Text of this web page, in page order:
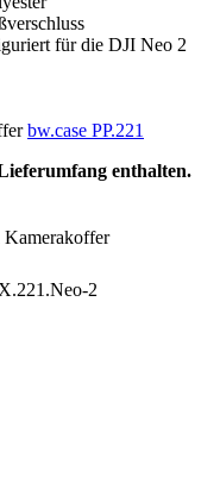
für die DJI Neo 2
bw.case PP.221
enthalten.
2